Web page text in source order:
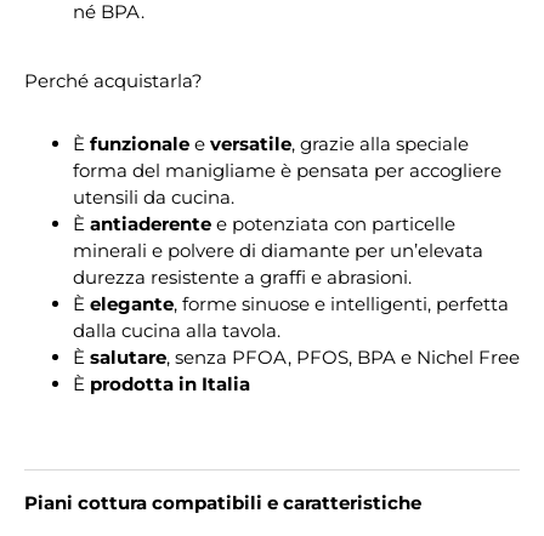
né BPA.
Perché acquistarla?
È funzionale e versatile, grazie alla speciale
forma del manigliame è pensata per accogliere
utensili da cucina.
È antiaderente e potenziata con particelle
minerali e polvere di diamante per un’elevata
durezza resistente a graffi e abrasioni.
È elegante, forme sinuose e intelligenti, perfetta
dalla cucina alla tavola.
È salutare, senza PFOA, PFOS, BPA e Nichel Free
È prodotta in Italia
Piani cottura compatibili e caratteristiche